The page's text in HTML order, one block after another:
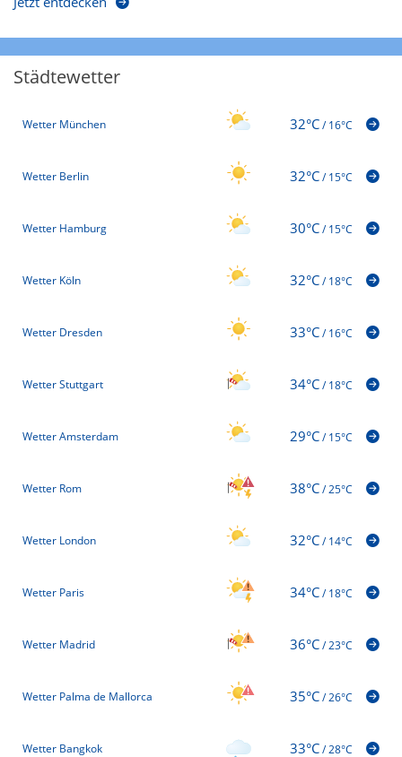
Städtewetter
Wetter München 32°C/16°C
Wetter Berlin 32°C/15°C
Wetter Hamburg 30°C/15°C
Wetter Köln 32°C/18°C
Wetter Dresden 33°C/16°C
Wetter Stuttgart 34°C/18°C
Wetter Amsterdam 29°C/15°C
Wetter Rom 38°C/25°C
Wetter London 32°C/14°C
Wetter Paris 34°C/18°C
Wetter Madrid 36°C/23°C
Wetter Palma de Mallorca 35°C/26°C
Wetter Bangkok 33°C/28°C